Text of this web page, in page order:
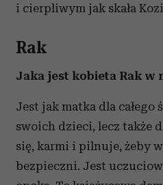
i cierpliwym jak skała
Rak
Jaka jest kobieta Rak w
Jest jak matka dla
swoich dzieci, lecz także
się, karmi i pilnuje, żeby
bezpieczni. Jest